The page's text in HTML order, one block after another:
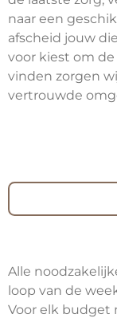
naar een
afscheid jouw
voor kiest om
vinden zorgen
vertrouwde
Alle
loop van de
Voor elk budget